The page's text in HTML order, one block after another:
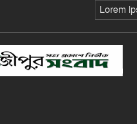
Lorem